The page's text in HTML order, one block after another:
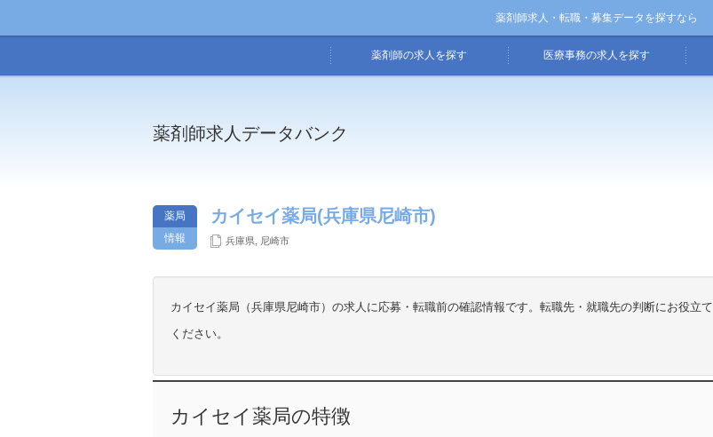
薬剤師求人・転職・募集データを探すなら
薬剤師の求人を探す 医療事務の求人を探す
薬剤師求人データバンク
薬局
情報
カイセイ薬局(兵庫県尼崎市)
兵庫県 尼崎市
カイセイ薬局（兵庫県尼崎市）の求人に応募・転職前の確認情報です。転職先・就職先の判断にお役立て
ください。
カイセイ薬局の特徴